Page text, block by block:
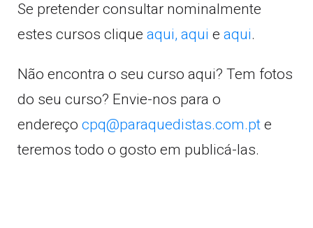
Se pretender consultar nominalmente
estes cursos clique aqui, aqui e aqui.
Não encontra o seu curso aqui? Tem fotos
do seu curso? Envie-nos para o
endereço cpq@paraquedistas.com.pt e
teremos todo o gosto em publicá-las.